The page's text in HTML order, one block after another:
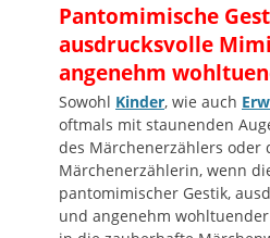
Pantomimische
ausdrucksvolle
angenehm
Sowohl Kinder, wie auch
oftmals mit staunenden
des Märchenerzählers oder
Märchenerzählerin, wenn
pantomimischer Gestik,
und angenehm